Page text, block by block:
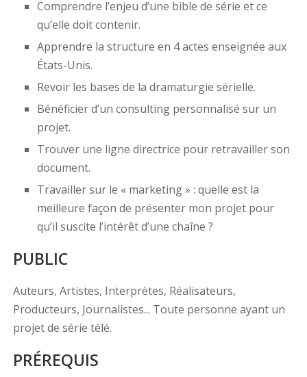
Comprendre l’enjeu d’une bible de série et ce
qu’elle doit contenir.
Apprendre la structure en 4 actes enseignée aux
États-Unis.
Revoir les bases de la dramaturgie sérielle.
Bénéficier d’un consulting personnalisé sur un
projet.
Trouver une ligne directrice pour retravailler son
document.
Travailler sur le « marketing » : quelle est la
meilleure façon de présenter mon projet pour
qu’il suscite l’intérêt d’une chaîne ?
PUBLIC
Auteurs, Artistes, Interprètes, Réalisateurs,
Producteurs, Journalistes... Toute personne ayant un
projet de série télé.
PRÉREQUIS